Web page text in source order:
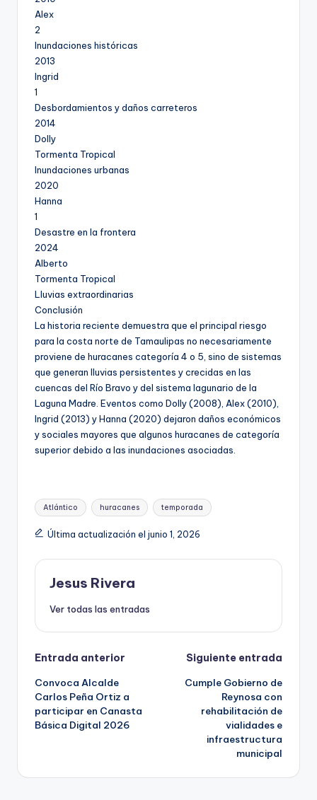
Alex
2
Inundaciones históricas
2013
Ingrid
1
Desbordamientos y daños carreteros
2014
Dolly
Tormenta Tropical
Inundaciones urbanas
2020
Hanna
1
Desastre en la frontera
2024
Alberto
Tormenta Tropical
Lluvias extraordinarias
Conclusión
La historia reciente demuestra que el principal riesgo
para la costa norte de Tamaulipas no necesariamente
proviene de huracanes categoría 4 o 5, sino de sistemas
que generan lluvias persistentes y crecidas en las
cuencas del Río Bravo y del sistema lagunario de la
Laguna Madre. Eventos como Dolly (2008), Alex (2010),
Ingrid (2013) y Hanna (2020) dejaron daños económicos
y sociales mayores que algunos huracanes de categoría
superior debido a las inundaciones asociadas.
Etiquetas:
Atlántico huracanes temporada
Última actualización el junio 1, 2026
Jesus Rivera
Ver todas las entradas
Navegación
de
entradas
Entrada anterior
Convoca Alcalde
Carlos Peña Ortiz a
participar en Canasta
Básica Digital 2026
Siguiente entrada
Cumple Gobierno de
Reynosa con
rehabilitación de
vialidades e
infraestructura
municipal